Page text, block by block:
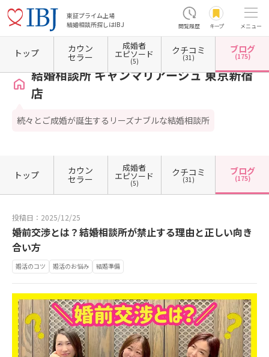
東証プライム上場
結婚相談所探しはIBJ
閲覧履歴 キープ メニュー
ホーム 東京都の結婚相談所 東京都新宿区 東京都新宿区西新宿 結婚相談所 キャン
結婚相談所 キャンマリアージュ 東京新宿
店
続々とご成婚が誕生するリーズナブルな結婚相談所
トップ カウン
セラー
成婚者
エピソード
(5)
クチコミ
(31)
ブログ
(175)
トップ カウン
セラー
成婚者
エピソード
(5)
クチコミ
(31)
ブログ
(175)
投稿日：2025/12/25
婚前交渉とは？結婚相談所が禁止する理由と正しい向き
合い方
婚活のコツ 婚活のお悩み 結婚準備